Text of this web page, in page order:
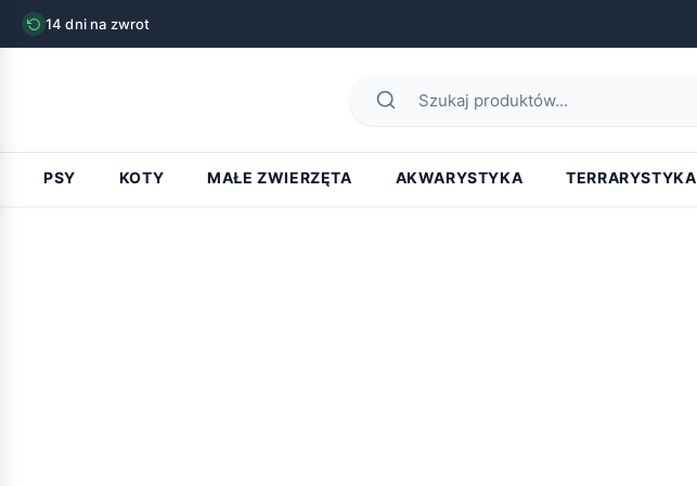
14 dni na zwrot
PSY KOTY MAŁE ZWIERZĘTA AKWARYSTYKA TERRARYSTYKA